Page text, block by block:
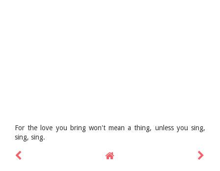
For the love you bring won't mean a thing, unless you sing,
sing, sing.